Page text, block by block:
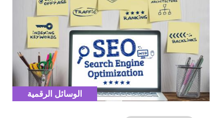
illustration
Catégorie
الوسائل الرقمية